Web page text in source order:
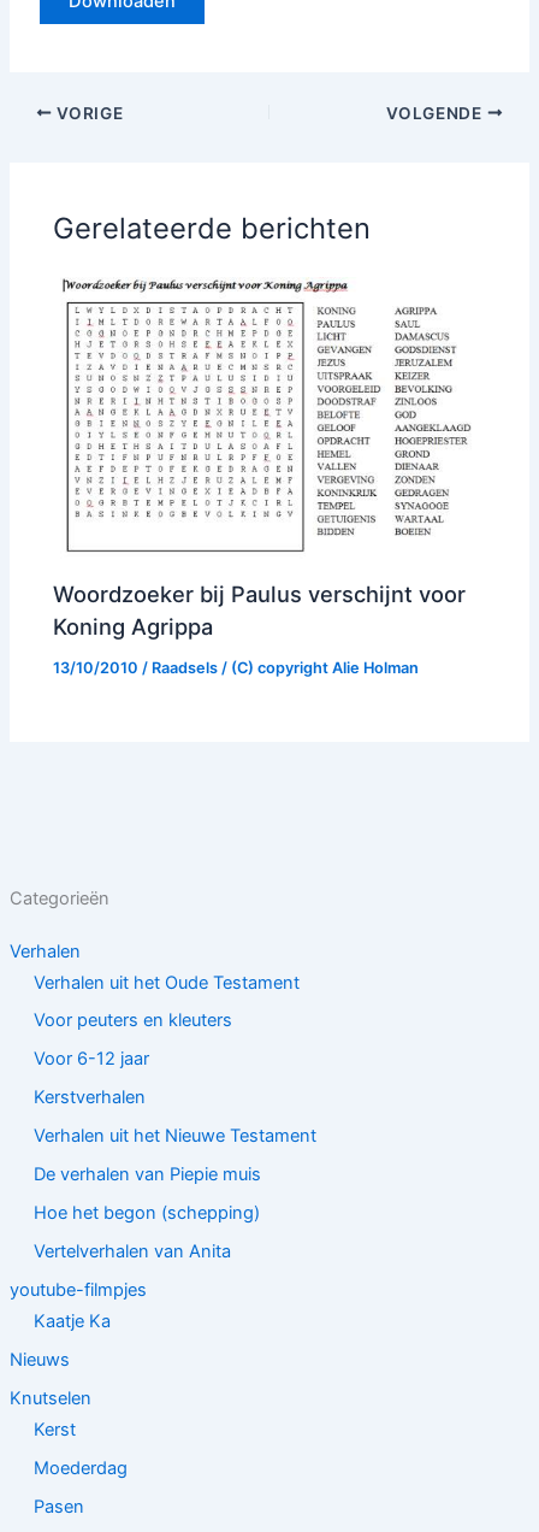
Categorieën
Verhalen
Verhalen uit het Oude Testament
Voor peuters en kleuters
Voor 6-12 jaar
Kerstverhalen
Verhalen uit het Nieuwe Testament
De verhalen van Piepie muis
Hoe het begon (schepping)
Vertelverhalen van Anita
youtube-filmpjes
Kaatje Ka
Nieuws
Knutselen
Kerst
Moederdag
Pasen
VORIGE VOLGENDE
Gerelateerde berichten
Woordzoeker bij Paulus verschijnt voor
Koning Agrippa
13/10/2010 / Raadsels / (C) copyrightAlie Holman